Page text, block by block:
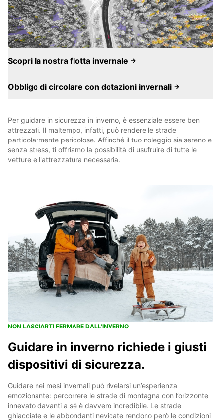
Scopri la nostra flotta invernale
Obbligo di circolare con dotazioni invernali
Per guidare in sicurezza in inverno, è essenziale essere ben
attrezzati. Il maltempo, infatti, può rendere le strade
particolarmente pericolose. Affinché il tuo noleggio sia sereno e
senza stress, ti offriamo la possibilità di usufruire di tutte le
vetture e l'attrezzatura necessaria.
NON LASCIARTI FERMARE DALL'INVERNO
Guidare in inverno richiede i giusti
dispositivi di sicurezza.
Guidare nei mesi invernali può rivelarsi un’esperienza
emozionante: percorrere le strade di montagna con l’orizzonte
innevato davanti a sé è davvero incredibile. Le strade
ghiacciate e le abbondanti nevicate rendono però le condizioni